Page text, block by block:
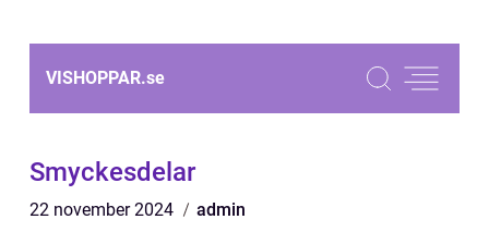
VISHOPPAR.se
Smyckesdelar
22 november 2024 admin